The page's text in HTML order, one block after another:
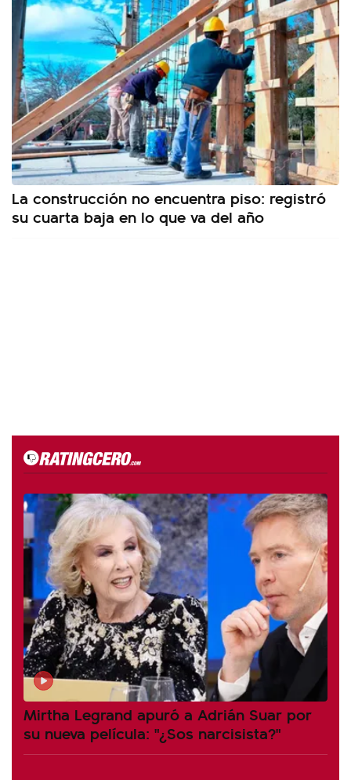
La construcción no encuentra piso: registró
su cuarta baja en lo que va del año
Mirtha Legrand apuró a Adrián Suar por
su nueva película: "¿Sos narcisista?"